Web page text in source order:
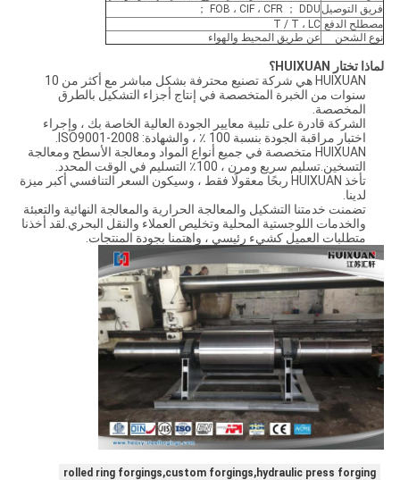
فريق التوصيل FOB ، CIF ، CFR ； DDU ；
مصطلح الدفع T / T ، LC
نوع الشحن
عن طريق المحيط والهواء
لماذا تختار HUIXUAN؟
HUIXUAN هي شركة تصنيع محترفة بشكل مباشر مع أكثر من 10
سنوات من الخبرة المتخصصة في إنتاج أجزاء التشكيل بالطرق
المخصصة.
الشركة قادرة على تلبية معايير الجودة العالية الخاصة بك ، وإجراء
اختبار مراقبة الجودة بنسبة 100 ٪ ، والشهادة: ISO9001-2008.
HUIXUAN متخصصة في جميع أنواع المواد ومعالجة الأسطح ومعالجة
التسخين.تسليم سريع ومرن ، 100٪ التسليم في الوقت المحدد.
تأخذ HUIXUAN ربحًا معقولًا فقط ، وسيكون السعر التنافسي أكبر ميزة
لدينا.
تضمنت خدمتنا التشكيل والمعالجة الحرارية والمعالجة النهائية والتعبئة
والخدمات اللوجستية المحلية وتخليص العملاء والنقل البحري.لقد أخذنا
متطلبات العميل كشيء رئيسي ، واهتمنا بجودة المنتجات.
rolled ring forgings,custom forgings,hydraulic press forging